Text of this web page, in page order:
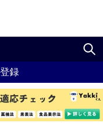
録